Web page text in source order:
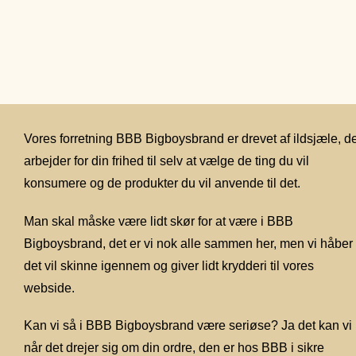
Vores forretning BBB Bigboysbrand er drevet af ildsjæle,
arbejder for din frihed til selv at vælge de ting du vil
konsumere og de produkter du vil anvende til det.
Man skal måske være lidt skør for at være i BBB
Bigboysbrand, det er vi nok alle sammen her, men vi håber
det vil skinne igennem og giver lidt krydderi til vores
webside.
Kan vi så i BBB Bigboysbrand være seriøse? Ja det kan vi
når det drejer sig om din ordre, den er hos BBB i sikre